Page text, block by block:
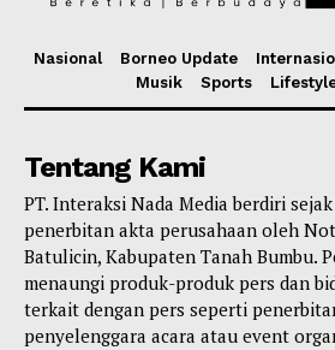
Nasional Borneo Update
Musik
Sports
Tentang Kami
PT. Interaksi Nada Media berdiri
penerbitan akta perusahaan oleh
Batulicin, Kabupaten Tanah Bumbu.
menaungi produk-produk pers dan
terkait dengan pers seperti
penyelenggara acara atau event